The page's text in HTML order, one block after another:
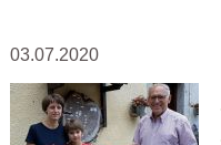
03.07.2020